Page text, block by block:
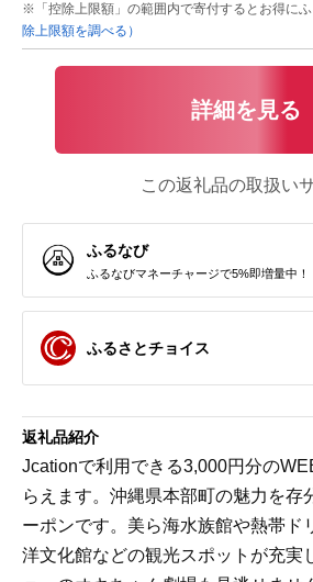
※「控除上限額」の範囲内で寄付するとお得に
除上限額を調べる）
詳細を見る
この返礼品の取扱い
ふるなび
ふるなびマネーチャージで5%即増量中！
ふるさとチョイス
返礼品紹介
Jcationで利用できる3,000円分の
らえます。沖縄県本部町の魅力を存
ーポンです。美ら海水族館や熱帯ド
洋文化館などの観光スポットが充実